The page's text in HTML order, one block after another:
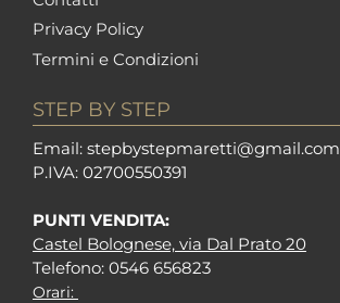
Privacy Policy
Termini e Condizioni
STEP BY STEP
Email: stepbystepmaretti@gmail.com
P.IVA: 02700550391
PUNTI VENDITA:
Castel Bolognese, via Dal Prato 20
Telefono: 0546 656823
Orari: